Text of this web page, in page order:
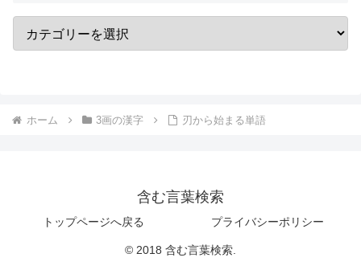
ホーム 3画の漢字 刃から始まる単語
含む言葉検索
トップページへ戻る プライバシーポリシー
© 2018 含む言葉検索.